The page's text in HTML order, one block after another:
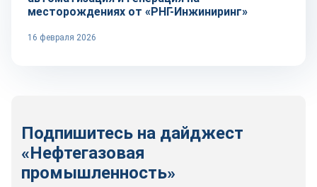
месторождениях от «РНГ-Инжиниринг»
16 февраля 2026
Подпишитесь на дайджест
«Нефтегазовая
промышленность»